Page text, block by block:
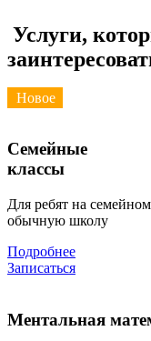
Услуги,
Новое
Семейные
классы
Для ребят на
обычную школу
Подробнее
Записаться
Ментальная